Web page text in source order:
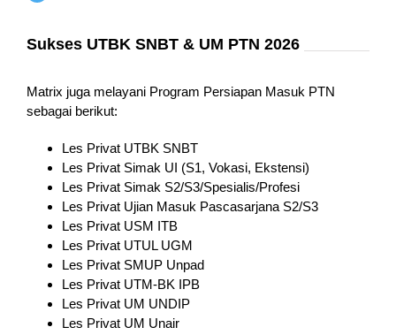
Sukses UTBK SNBT & UM PTN 2026
Matrix juga melayani Program Persiapan Masuk PTN
sebagai berikut:
Les Privat UTBK SNBT
Les Privat Simak UI (S1, Vokasi, Ekstensi)
Les Privat Simak S2/S3/Spesialis/Profesi
Les Privat Ujian Masuk Pascasarjana S2/S3
Les Privat USM ITB
Les Privat UTUL UGM
Les Privat SMUP Unpad
Les Privat UTM-BK IPB
Les Privat UM UNDIP
Les Privat UM Unair